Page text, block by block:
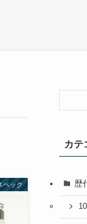
ペック
カテ
歴